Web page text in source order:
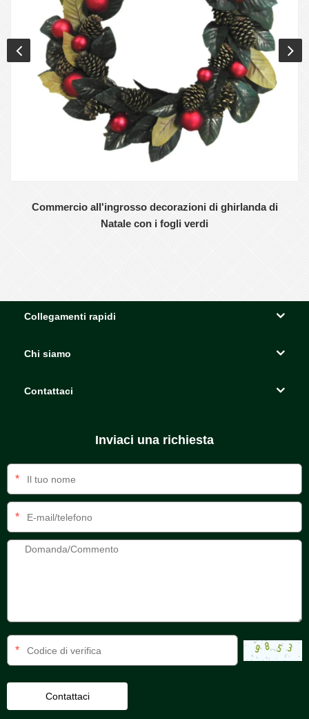
Commercio all'ingrosso decorazioni di ghirlanda di
Natale con i fogli verdi
Collegamenti rapidi
Chi siamo
Contattaci
Inviaci una richiesta
*
*
*